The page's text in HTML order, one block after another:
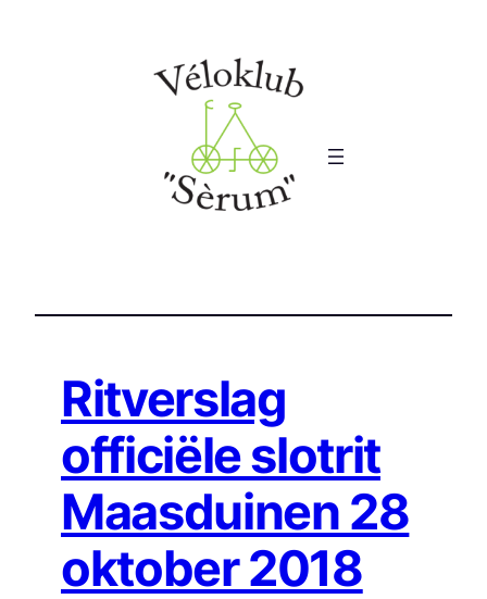
Ritverslag
officiële slotrit
Maasduinen 28
oktober 2018